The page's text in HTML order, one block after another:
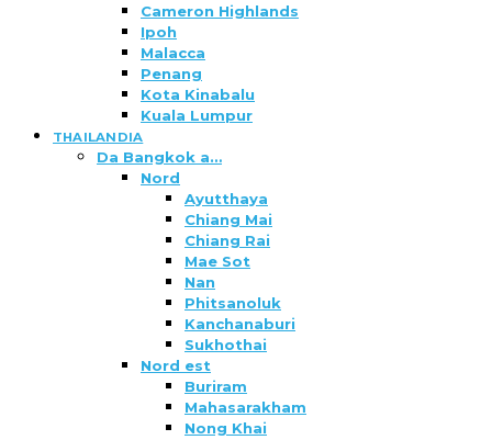
Cameron Highlands
Ipoh
Malacca
Penang
Kota Kinabalu
Kuala Lumpur
THAILANDIA
Da Bangkok a…
Nord
Ayutthaya
Chiang Mai
Chiang Rai
Mae Sot
Nan
Phitsanoluk
Kanchanaburi
Sukhothai
Nord est
Buriram
Mahasarakham
Nong Khai